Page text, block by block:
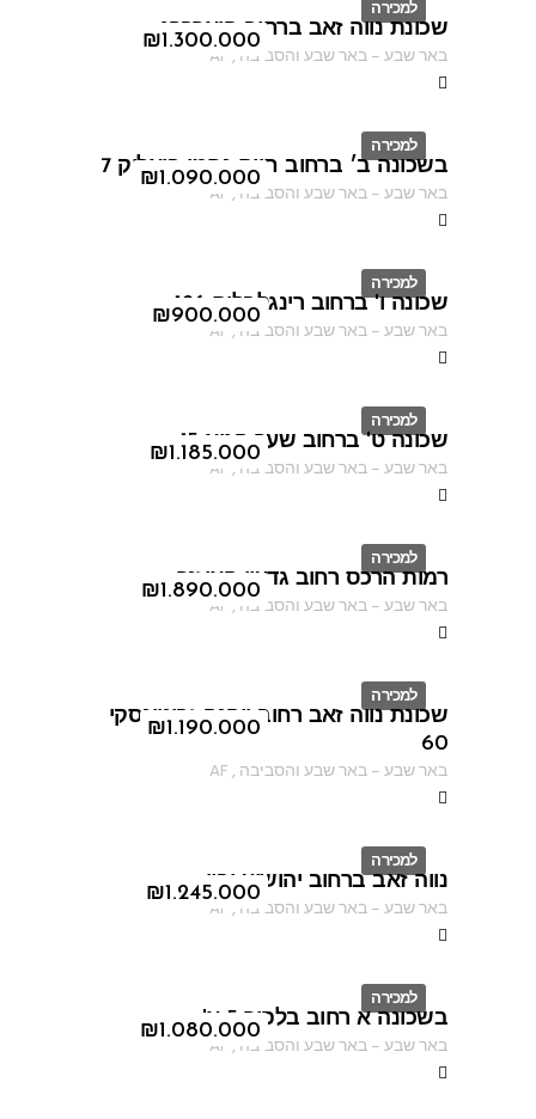
למכירה
ID
₪1.300.000
שכונת נווה זאב ברחוב פיארברג
באר שבע–באר שבע והסביבה ,
AF
למכירה
ID
₪1.090.000
בשכונה ב׳ ברחוב חיים נחמן ביאליק 7
באר שבע–באר שבע והסביבה ,
AF
למכירה
ID
₪900.000
שכונה ו' ברחוב רינגלבלום 126
באר שבע–באר שבע והסביבה ,
AF
למכירה
ID
₪1.185.000
שכונה ט' ברחוב שער הגיא 15
באר שבע–באר שבע והסביבה ,
AF
למכירה
ID
₪1.890.000
רמות הרכס רחוב גדעון האוזנר
באר שבע–באר שבע והסביבה ,
AF
למכירה
ID
₪1.190.000
שכונת נווה זאב רחוב יוהנה זבוטינסקי
60
באר שבע–באר שבע והסביבה ,
AF
למכירה
ID
₪1.245.000
נווה זאב ברחוב יהושוע יבין
באר שבע–באר שבע והסביבה ,
AF
למכירה
ID
₪1.080.000
בשכונה א רחוב בלפור 5 א'
באר שבע–באר שבע והסביבה ,
AF